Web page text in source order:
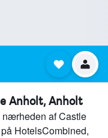
Anholt, Anholt
nærheden af Castle
HotelsCombined,